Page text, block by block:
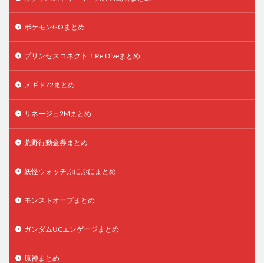
ポケモンGOまとめ
プリンセスコネクト！Re:Diveまとめ
メギド72まとめ
リネージュ2Mまとめ
荒野行動金券まとめ
妖怪ウォッチぷにぷにまとめ
モンストオーブまとめ
ガンダムUCエンゲージまとめ
原神まとめ